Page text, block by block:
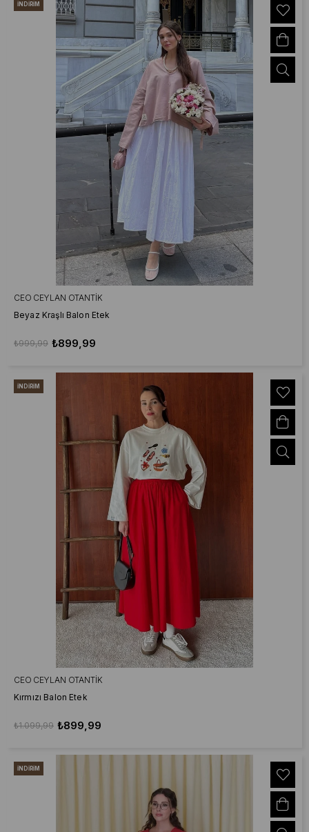
CEO CEYLAN OTANTIK
Beyaz Kraşlı Balon Etek
₺899,99
₺999,99
İNDIRIM
CEO CEYLAN OTANTIK
Kırmızı Balon Etek
₺899,99
₺1.099,99
İNDIRIM
İNDIRIM